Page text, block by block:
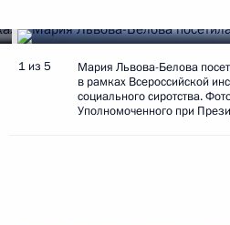
1 из 5
Мария Львова-Белова
в рамках Всероссийской
социального сиротства.
Уполномоченного при